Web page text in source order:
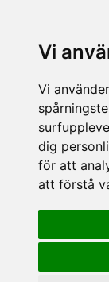
Vi
Vi
dig
för att
att förstå